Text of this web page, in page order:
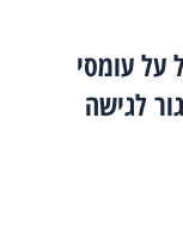
על עומסי
לגישה